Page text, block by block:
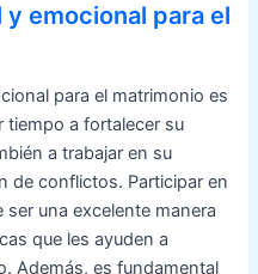
emocional para el
para el matrimonio es
tiempo a fortalecer su
a trabajar en su
de conflictos. Participar en
una excelente manera
que les ayuden a
Además, es fundamental